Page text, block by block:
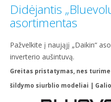
Didėjantis
asortimentas
Pažvelkite į naująjį „Daikin“
inverterio aušintuvą.
Greitas pristatymas, nes
šildymo siurblio modeliai |